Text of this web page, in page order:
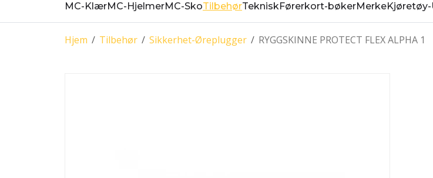
MC-KlærMC-HjelmerMC-SkoTilbehørTekniskFørerkort-bøkerMerke
/
Hjem /
Tilbehør /
Sikkerhet-Øreplugger RYGGSKINNE PROTECT FLEX ALPHA 1